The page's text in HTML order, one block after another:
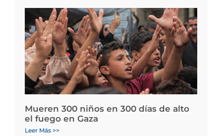
Mueren 300 niños en 300 días de alto
el fuego en Gaza
Leer Más >>